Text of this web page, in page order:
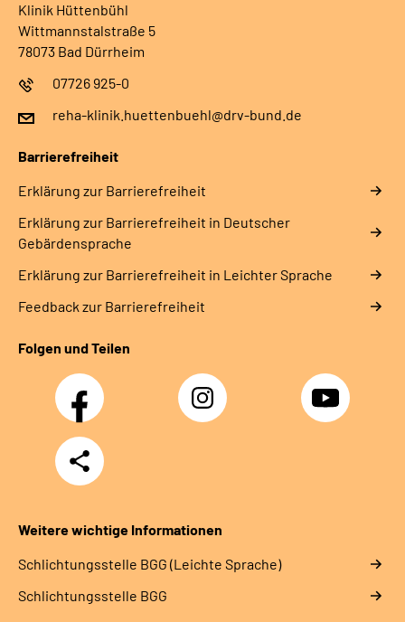
Klinik Hüttenbühl
Wittmannstalstraße 5
78073 Bad Dürrheim
07726 925-0
reha-klinik.huettenbuehl@drv-bund.de
Barrierefreiheit
Erklärung zur Barrierefreiheit
Erklärung zur Barrierefreiheit in Deutscher
Gebärdensprache
Erklärung zur Barrierefreiheit in Leichter Sprache
Feedback zur Barrierefreiheit
Folgen und Teilen
Facebook Instagram YouTube
Teilen
Weitere wichtige Informationen
Schlich­tungs­stel­le BGG (Leichte Sprache)
Schlich­tungs­stel­le BGG